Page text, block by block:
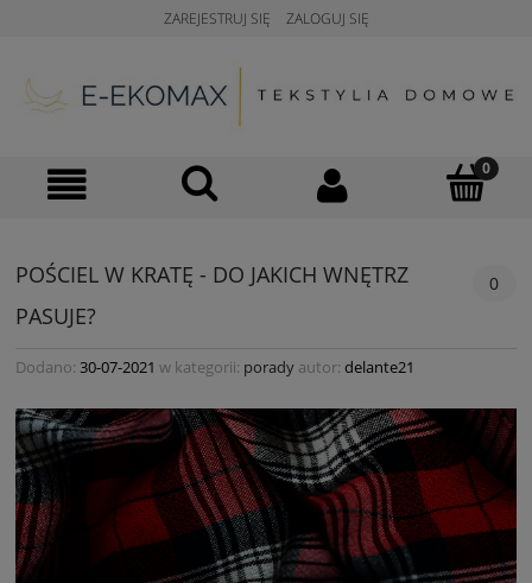
ZAREJESTRUJ SIĘ ZALOGUJ SIĘ
POŚCIEL W KRATĘ - DO JAKICH WNĘTRZ
PASUJE?
0
Dodano: 30-07-2021 w kategorii: porady autor: delante21